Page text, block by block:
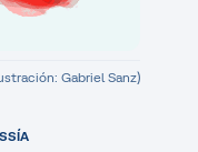
Gabriel Sanz)